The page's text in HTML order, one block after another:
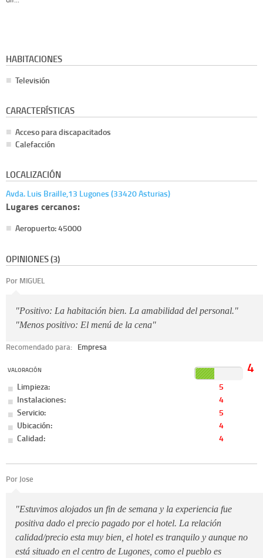
HABITACIONES
Televisión
CARACTERÍSTICAS
Acceso para discapacitados
Calefacción
LOCALIZACIÓN
Avda. Luis Braille,13 Lugones (33420 Asturias)
Lugares cercanos:
Aeropuerto: 45000
OPINIONES (3)
Por MIGUEL
"Positivo: La habitación bien. La amabilidad del personal."
"Menos positivo: El menú de la cena"
Recomendado para: Empresa
VALORACIÓN 4
Limpieza:
5
Instalaciones:
4
Servicio:
5
Ubicación:
4
Calidad:
4
Por Jose
"Estuvimos alojados un fin de semana y la experiencia fue
positiva dado el precio pagado por el hotel. La relación
calidad/precio esta muy bien, el hotel es tranquilo y aunque no
está situado en el centro de Lugones, como el pueblo es